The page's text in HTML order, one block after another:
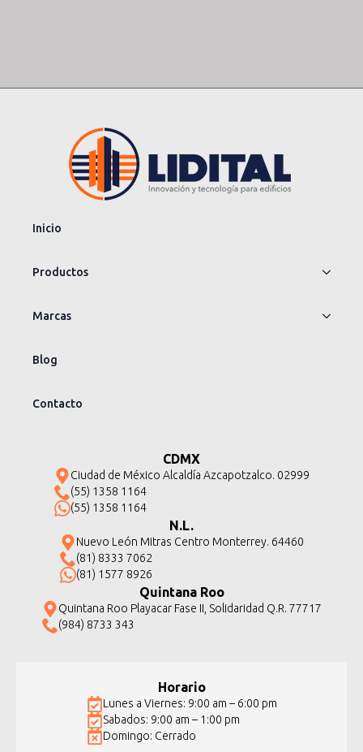
Inicio
Productos
Marcas
Blog
Contacto
CDMX
Ciudad de México Alcaldía Azcapotzalco. 02999
(55) 1358 1164
(55) 1358 1164
N.L.
Nuevo León Mitras Centro Monterrey. 64460
(81) 8333 7062
(81) 1577 8926
Quintana Roo
Quintana Roo Playacar Fase II, Solidaridad Q.R. 77717
(984) 8733 343
Horario
Lunes a Viernes: 9:00 am – 6:00 pm
Sabados: 9:00 am – 1:00 pm
Domingo: Cerrado